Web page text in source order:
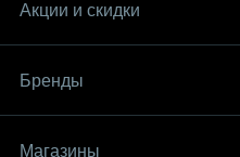
Акции и скидки
Бренды
Магазины